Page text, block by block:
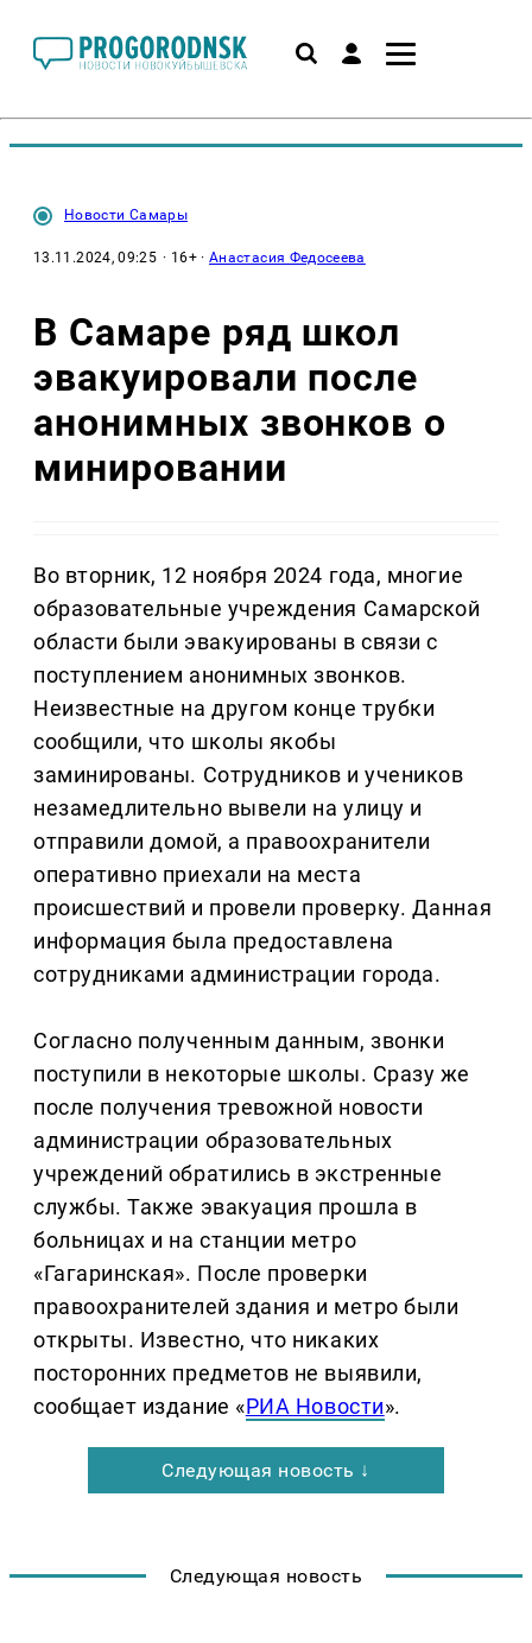
Новости Самары
13.11.2024, 09:25 · 16+ ·Анастасия Федосеева
В Самаре ряд школ
эвакуировали после
анонимных звонков о
минировании
Во вторник, 12 ноября 2024 года, многие
образовательные учреждения Самарской
области были эвакуированы в связи с
поступлением анонимных звонков.
Неизвестные на другом конце трубки
сообщили, что школы якобы
заминированы. Сотрудников и учеников
незамедлительно вывели на улицу и
отправили домой, а правоохранители
оперативно приехали на места
происшествий и провели проверку. Данная
информация была предоставлена
сотрудниками администрации города.
Согласно полученным данным, звонки
поступили в некоторые школы. Сразу же
после получения тревожной новости
администрации образовательных
учреждений обратились в экстренные
службы. Также эвакуация прошла в
больницах и на станции метро
«Гагаринская». После проверки
правоохранителей здания и метро были
открыты. Известно, что никаких
посторонних предметов не выявили,
сообщает издание «РИА Новости».
Следующая новость ↓
Следующая новость